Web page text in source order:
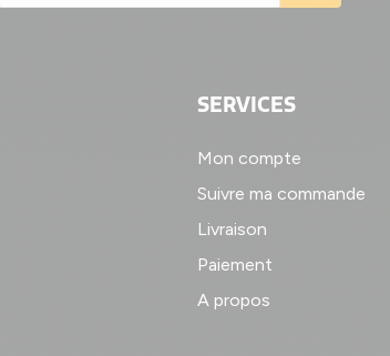
SERVICES
Mon compte
Suivre ma commande
Livraison
Paiement
A propos